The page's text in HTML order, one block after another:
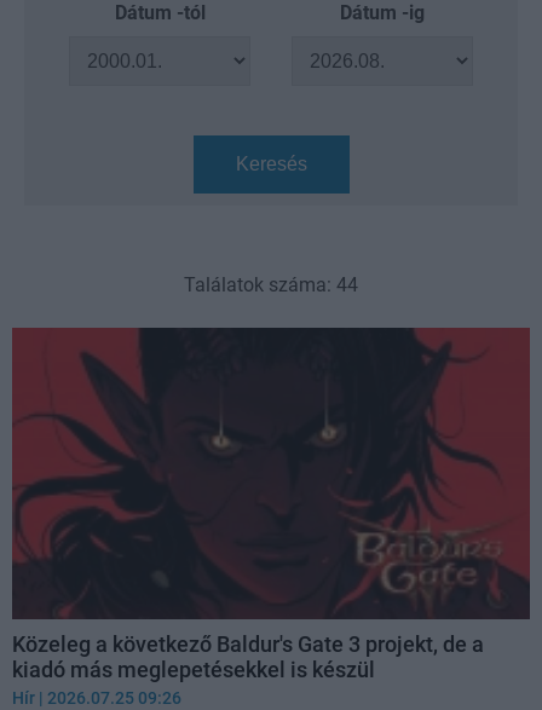
Dátum -tól Dátum -ig
Keresés
Találatok száma: 44
Közeleg a következő Baldur's Gate 3 projekt, de a
kiadó más meglepetésekkel is készül
Hír | 2026.07.25 09:26